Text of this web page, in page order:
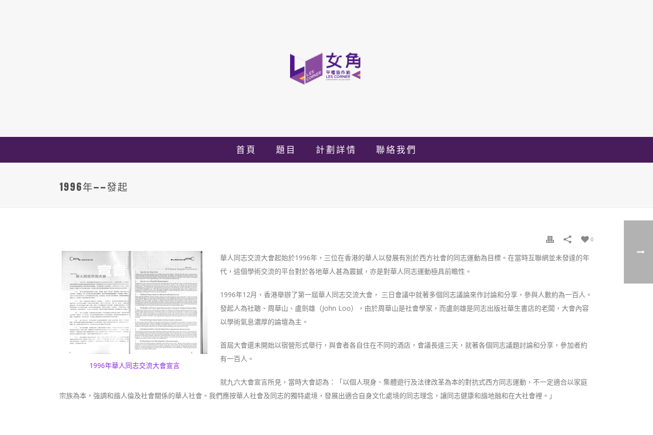
首頁 題目 計劃詳情 聯絡我們
1996年——發起
0
1996年華人同志交流大會宣言
華人同志交流大會起始於1996年，三位在香港的華人以發展有別於西方社會的同志運動為目標。在當時互聯網並未發達的年
代，這個學術交流的平台對於各地華人甚為震撼，亦是對華人同志運動極具前瞻性。
1996年12月，香港舉辦了第一屆華人同志交流大會， 三日會議中就著多個同志議論來作討論和分享，參與人數約為一百人。
發起人為社聰、周華山、盧劍雄（John Loo），由於周華山是社會學家，而盧劍雄是同志出版社華生書店的老闆，大會內容
以學術氣息濃厚的論壇為主。
首屆大會還未開始以宿營形式舉行，與會者各自住在不同的酒店，會議長達三天，就著各個同志議題討論和分享，參加者約
有一百人。
就九六大會宣言所見，當時大會認為：「以個人現身、集體遊行及法律改革為本的對抗式西方同志運動，不一定適合以家庭
宗族為本，強調和諧人倫及社會關係的華人社會。我們應按華人社會及同志的獨特處境，發展出適合自身文化處境的同志理念，讓同志健康和諧地融和在大社會裡。」